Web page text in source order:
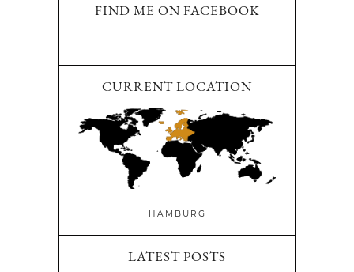
FIND ME ON FACEBOOK
CURRENT LOCATION
HAMBURG
LATEST POSTS